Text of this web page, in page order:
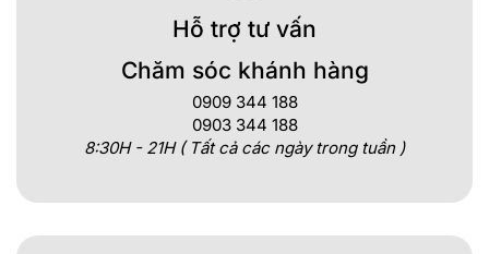
Hỗ trợ tư vấn
Chăm sóc khánh hàng
0909 344 188
0903 344 188
8:30H - 21H ( Tất cả các ngày trong tuần )